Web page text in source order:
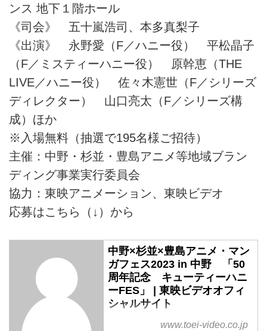
ンス 地下１階ホール
《司会》 五十嵐浩司、本多真梨子
《出演》 永野愛（F／ハニー役） 平松晶子
（F／ミスティーハニー役） 原幹恵（THE
LIVE／ハニー役） 佐々木憲世（F／シリーズ
ディレクター） 山口亮太（F／シリーズ構
成）ほか
※入場無料（抽選で195名様ご招待）
主催：中野・杉並・豊島アニメ等地域ブラン
ディング事業実行委員会
協力：東映アニメーション、東映ビデオ
応募はこちら（↓）から
中野×杉並×豊島アニメ・マン
ガフェス2023 in 中野 「50
周年記念 キューティーハニ
ーFES」 | 東映ビデオオフィ
シャルサイト
中野×杉並×豊島アニメ・マンガフ
www.toei-video.co.jp